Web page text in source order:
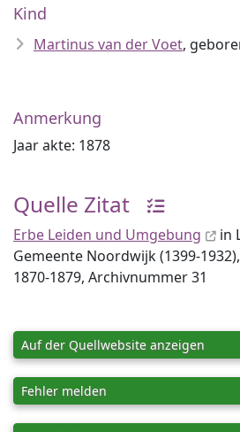
Kind
Martinus van der Voet,
Anmerkung
Jaar akte: 1878
Quelle Zitat
Erbe Leiden und Umgebung
in
Gemeente Noordwijk (1399-
1870-1879, Archiv­nummer 31
Auf der Quellwebsite anzeigen
Fehler melden